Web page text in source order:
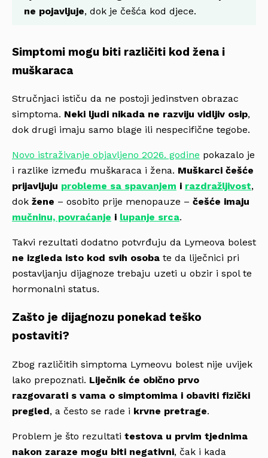
ne pojavljuje, dok je češća kod djece.
Simptomi mogu biti različiti kod žena i
muškaraca
Stručnjaci ističu da ne postoji jedinstven obrazac
simptoma. Neki ljudi nikada ne razviju vidljiv osip,
dok drugi imaju samo blage ili nespecifične tegobe.
Novo istraživanje objavljeno 2026. godine pokazalo je
i razlike između muškaraca i žena. Muškarci češće
prijavljuju probleme sa spavanjem i razdražljivost,
dok žene – osobito prije menopauze – češće imaju
mučninu, povraćanje i lupanje srca.
Takvi rezultati dodatno potvrđuju da Lymeova bolest
ne izgleda isto kod svih osoba te da liječnici pri
postavljanju dijagnoze trebaju uzeti u obzir i spol te
hormonalni status.
Zašto je dijagnozu ponekad teško
postaviti?
Zbog različitih simptoma Lymeovu bolest nije uvijek
lako prepoznati. Liječnik će obično prvo
razgovarati s vama o simptomima i obaviti fizički
pregled, a često se rade i krvne pretrage.
Problem je što rezultati testova u prvim tjednima
nakon zaraze mogu biti negativni, čak i kada